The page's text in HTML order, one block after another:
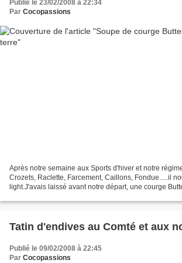
Publié le 23/02/2008 à 22:34
Par Cocopassions
Après notre semaine aux Sports d'hiver et notre
Crozets, Raclette, Farcement, Caillons, Fondue.....il
light.J'avais laissé avant notre départ, une courge
Tatin d'endives au Comté et aux
Publié le 09/02/2008 à 22:45
Par Cocopassions